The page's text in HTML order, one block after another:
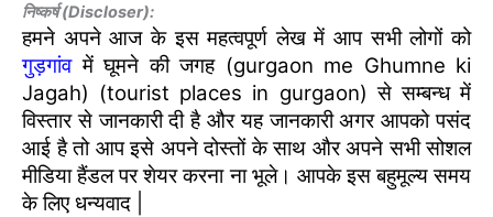
निष्कर्ष (Discloser):
हमने अपने आज के इस महत्वपूर्ण लेख में आप सभी लोगों को
गुड़गांवमें घूमने की जगह (gurgaon me Ghumne ki
Jagah) (tourist places in gurgaon) से सम्बन्ध में
विस्तार से जानकारी दी है और यह जानकारी अगर आपको पसंद
आई है तो आप इसे अपने दोस्तों के साथ और अपने सभी सोशल
मीडिया हैंडल पर शेयर करना ना भूले। आपके इस बहुमूल्य समय
के लिए धन्यवाद |